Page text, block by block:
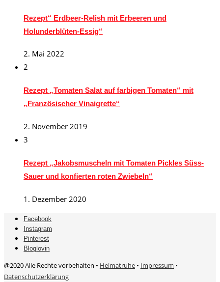
Rezept“ Erdbeer-Relish mit Erbeeren und
Holunderblüten-Essig“
2. Mai 2022
2
Rezept „Tomaten Salat auf farbigen Tomaten“ mit
„Französischer Vinaigrette“
2. November 2019
3
Rezept „Jakobsmuscheln mit Tomaten Pickles Süss-
Sauer und konfierten roten Zwiebeln“
1. Dezember 2020
Facebook
Instagram
Pinterest
Bloglovin
@2020 Alle Rechte vorbehalten • Heimatruhe • Impressum •
Datenschutzerklärung